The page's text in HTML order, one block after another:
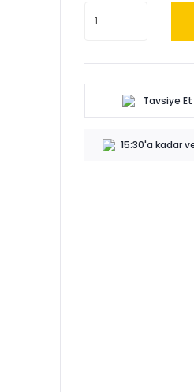
Tavsiye Et
15:30'a kadar